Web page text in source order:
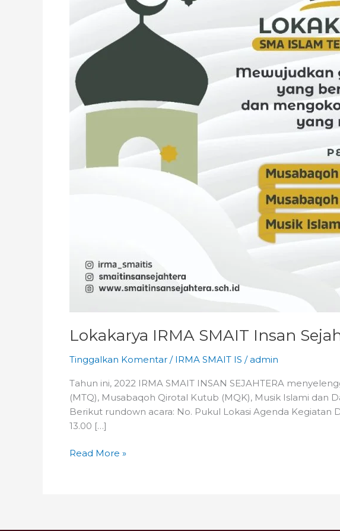
Lokakarya IRMA SMAIT Insan
Tinggalkan Komentar / IRMA SMAIT IS /admin
Tahun ini, 2022 IRMA SMAIT INSAN SEJAHTERA
(MTQ), Musabaqoh Qirotal Kutub (MQK), Musik Islami dan
Berikut rundown acara: No. Pukul Lokasi Agenda Kegiatan
13.00 […]
Read More »